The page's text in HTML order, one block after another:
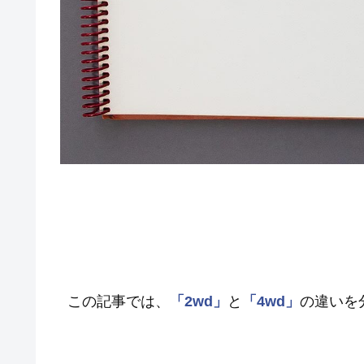
この記事では、 「2wd」 と 「4wd」 の違いを